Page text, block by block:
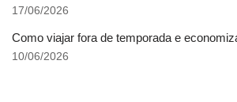
17/06/2026
Como viajar fora de temporada e
10/06/2026